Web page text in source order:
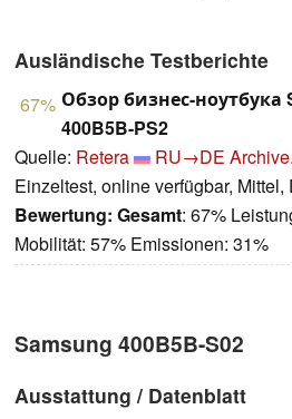
Ausländische Testberichte
67% Обзор бизнес-ноутбука
400B5B-PS2
Quelle: Retera RU→DE
Einzeltest, online verfügbar, Mittel,
Bewertung: Gesamt: 67%
Mobilität: 57% Emissionen: 31%
Samsung 400B5B-S02
Ausstattung / Datenblatt